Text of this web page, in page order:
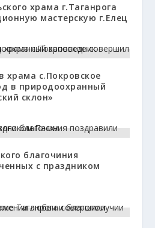
храма г.Таганрога
мастерскую г.Елец
с.Покровское
в природоохранный
склон»
благочиния
с праздником